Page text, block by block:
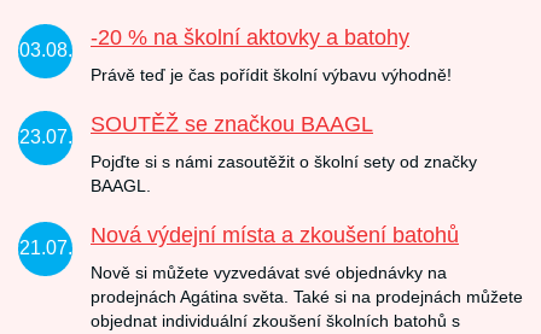
03.08.
-20 % na školní aktovky a batohy
Právě teď je čas pořídit školní výbavu výhodně!
23.07.
SOUTĚŽ se značkou BAAGL
Pojďte si s námi zasoutěžit o školní sety od značky
BAAGL.
21.07.
Nová výdejní místa a zkoušení batohů
Nově si můžete vyzvedávat své objednávky na
prodejnách Agátina světa. Také si na prodejnách můžete
objednat individuální zkoušení školních batohů s